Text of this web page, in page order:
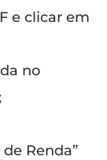
e clicar em
no
Renda”